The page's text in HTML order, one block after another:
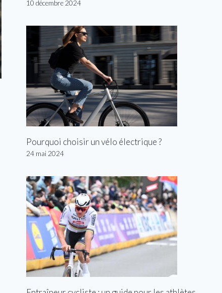
10 décembre 2024
Pourquoi choisir un vélo électrique ?
24 mai 2024